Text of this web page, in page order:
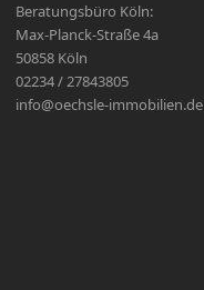
Beratungsbüro Köln:
Max-Planck-Straße 4a
50858 Köln
02234 / 27843805
info@oechsle-immobilien.de